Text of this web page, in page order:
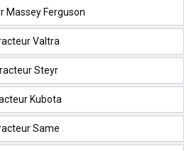
Massey Ferguson
Valtra
Steyr
Kubota
Same